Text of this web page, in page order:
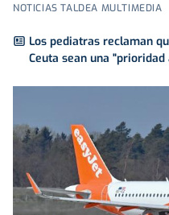
NOTICIAS TALDEA MULTIMEDIA
Los pediatras reclaman
Ceuta sean una "prioridad